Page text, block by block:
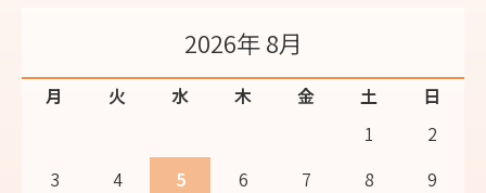
2026年 8月
月 火 水 木 金 土
日
1
2
3
4 5 6 7 8
9